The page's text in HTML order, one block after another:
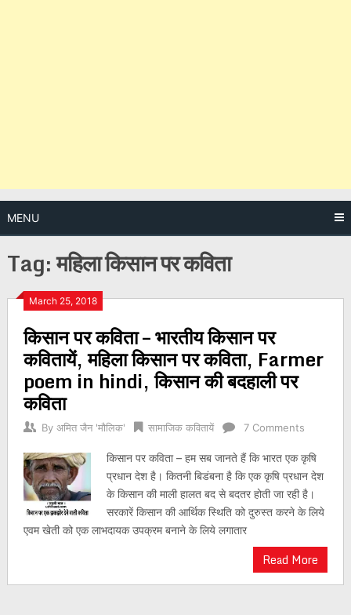
MENU
Tag:महिला किसान पर कविता
March 25, 2018
किसान पर कविता – भारतीय किसान पर
कवितायें, महिला किसान पर कविता, Farmer
poem in hindi, किसान की बदहाली पर
कविता
By अमित जैन 'मौलिक' सामाजिक कवितायें 7 Comments
किसान पर कविता – हम सब जानते हैं कि भारत एक कृषि
प्रधान देश है। कितनी बिडंबना है कि एक कृषि प्रधान देश
के किसान की माली हालत बद से बदतर होती जा रही है।
सरकारें किसान की आर्थिक स्थिति को दुरुस्त करने के लिये
एवम खेती को एक लाभदायक उपक्रम बनाने के लिये लगातार
Read More
Posts
navigation